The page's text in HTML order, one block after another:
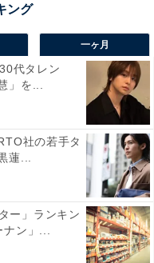
路 大塔」は、UFOを
徴的。それでいて周囲
所です。周辺一帯は
』」として整備さ
ています。澄み切っ
体ファンはもちろん家
プ場や温泉もあり、
空観察と、自然を存分
都市部から少し足を延
るぜいたくな立ち寄
一ヶ月
代タレン
」を...
社の若手タ
蓮...
ー」ランキン
ン」...